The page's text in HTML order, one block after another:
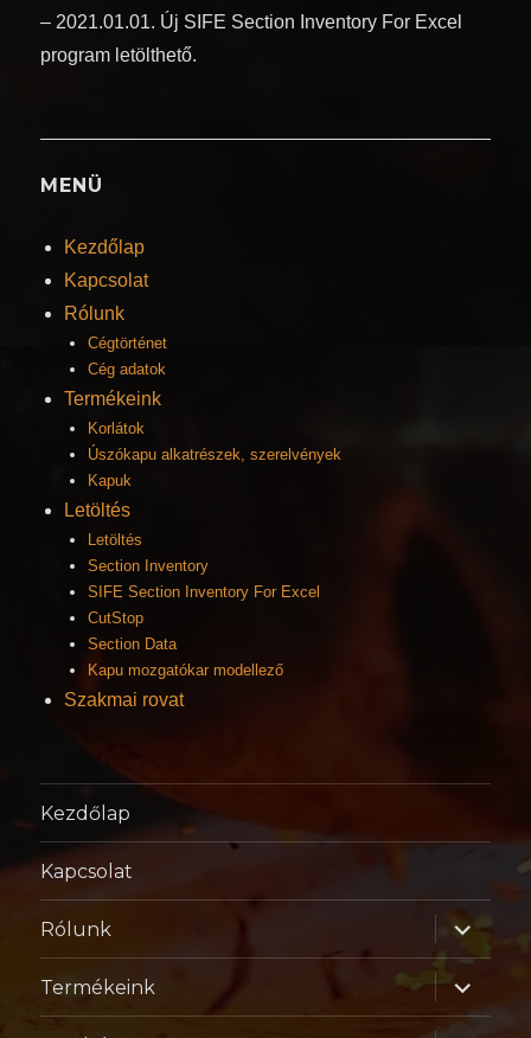
– 2021.01.01. Új SIFE Section Inventory For Excel
program letölthető.
MENÜ
Kezdőlap
Kapcsolat
Rólunk
Cégtörténet
Cég adatok
Termékeink
Korlátok
Úszókapu alkatrészek, szerelvények
Kapuk
Letöltés
Letöltés
Section Inventory
SIFE Section Inventory For Excel
CutStop
Section Data
Kapu mozgatókar modellező
Szakmai rovat
Kezdőlap
Kapcsolat
Rólunk
almenü
Termékeink
almenü